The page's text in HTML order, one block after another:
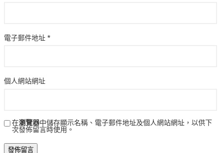
電子郵件地址 *
個人網站網址
在瀏覽器中儲存顯示名稱、電子郵件地址及個人網站網址，以供下
次發佈留言時使用。